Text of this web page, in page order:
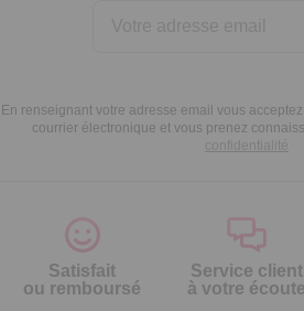
En renseignant votre adresse email vous
courrier électronique et vous prenez
confidentialité
Satisfait
ou remboursé
Service client
à votre écoute